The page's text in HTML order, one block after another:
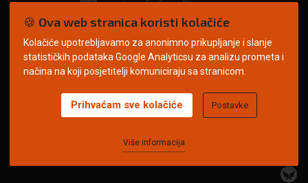
© Copyright 2026. | ARILEO
Uvjeti korištenja Politika privatnosti
Impressum
🍪 Ova web stranica koristi kolačiće
Kolačiće upotrebljavamo za anonimno prikupljanje i slanje
statističkih podataka Google Analyticsu za analizu prometa i
načina na koji posjetitelji komuniciraju sa stranicom.
Više informacija
Prihvaćam sve kolačiće Postavke